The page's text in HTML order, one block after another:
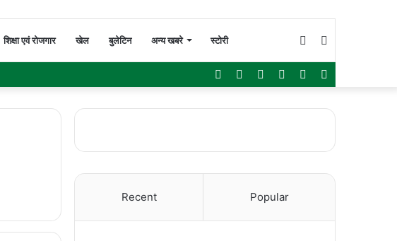
शिक्षा एवं रोजगार खेल बुलेटिन अन्य खबरे स्टोरी Switch
skin
WhatsApp
Instagram
YouTube
Twitter
Facebook
Recent Popular